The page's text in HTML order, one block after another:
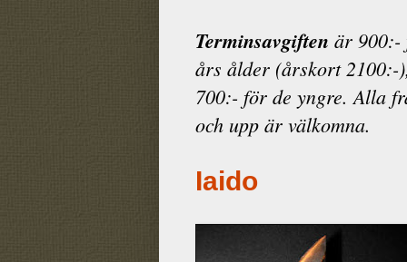
Terminsavgiften är 900:-
års ålder (årskort 2100:-
700:- för de yngre. Alla
och upp är välkomna.
Iaido